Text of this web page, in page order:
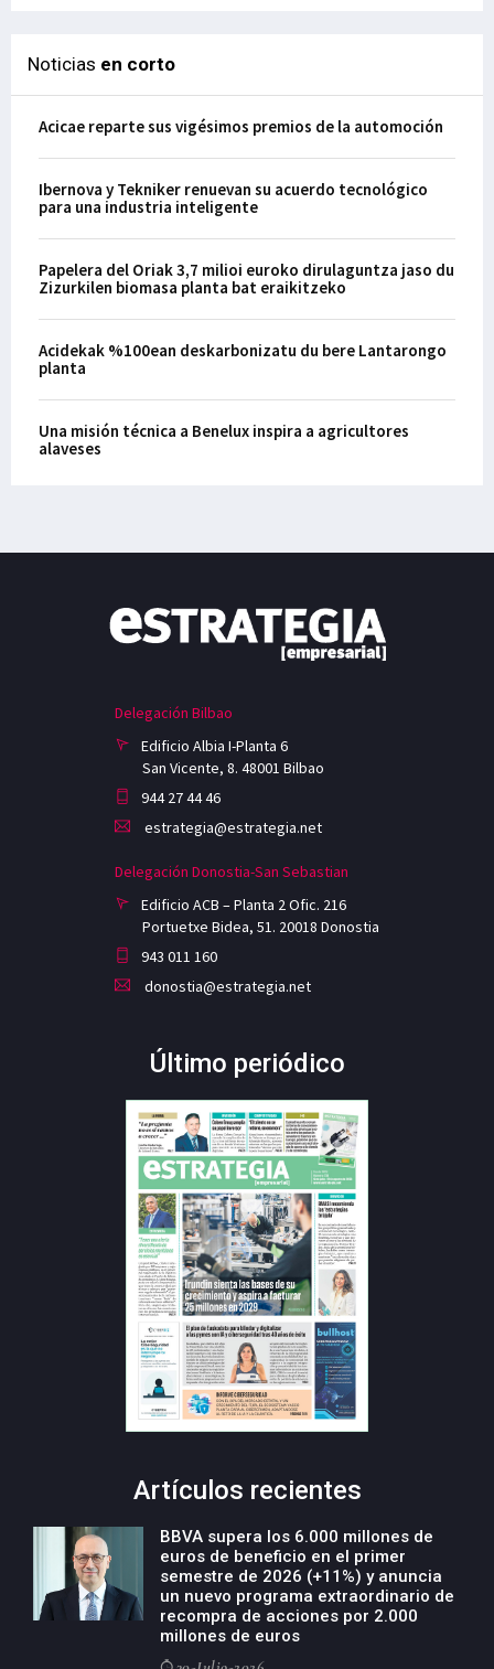
Noticias en corto
Acicae reparte sus vigésimos premios de la automoción
Ibernova y Tekniker renuevan su acuerdo tecnológico
para una industria inteligente
Papelera del Oriak 3,7 milioi euroko dirulaguntza jaso du
Zizurkilen biomasa planta bat eraikitzeko
Acidekak %100ean deskarbonizatu du bere Lantarongo
planta
Una misión técnica a Benelux inspira a agricultores
alaveses
Delegación Bilbao
Edificio Albia I-Planta 6
San Vicente, 8. 48001 Bilbao
944 27 44 46
estrategia@estrategia.net
Delegación Donostia-San Sebastian
Edificio ACB – Planta 2 Ofic. 216
Portuetxe Bidea, 51. 20018 Donostia
943 011 160
donostia@estrategia.net
Último periódico
Artículos recientes
BBVA supera los 6.000 millones de
euros de beneficio en el primer
semestre de 2026 (+11%) y anuncia
un nuevo programa extraordinario de
recompra de acciones por 2.000
millones de euros